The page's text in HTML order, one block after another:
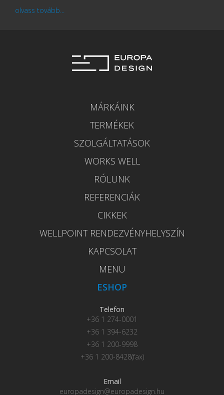
olvass tovább...
MÁRKÁINK
TERMÉKEK
SZOLGÁLTATÁSOK
WORKS WELL
RÓLUNK
REFERENCIÁK
CIKKEK
WELLPOINT RENDEZVÉNYHELYSZÍN
KAPCSOLAT
MENU
ESHOP
Telefon
+36 1 274-0001
+36 1 394-6232
+36 1 200-9998
+36 1 200-8428(fax)
Email
europadesign@europadesign.hu